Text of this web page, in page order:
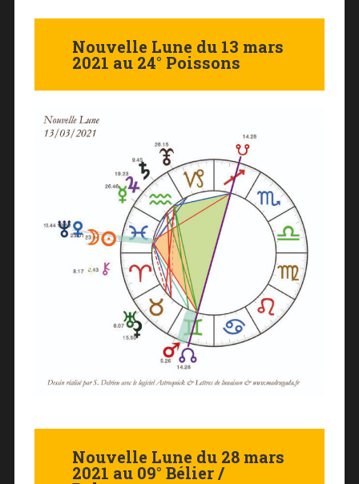
Nouvelle Lune du 13 mars
2021 au 24° Poissons
Nouvelle Lune du 28 mars
2021 au 09° Bélier /